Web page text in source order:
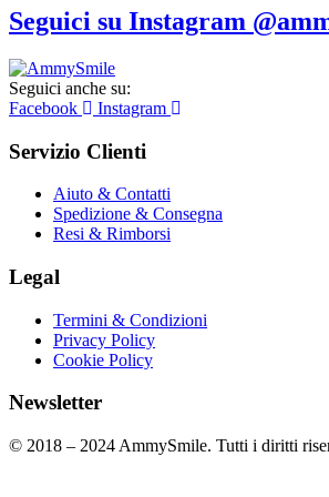
Seguici su Instagram
Seguici anche su:
Facebook
Instagram
Servizio Clienti
Aiuto & Contatti
Spedizione & Consegna
Resi & Rimborsi
Legal
Termini & Condizioni
Privacy Policy
Cookie Policy
Newsletter
© 2018 – 2024 AmmySmile. Tutti i diritti